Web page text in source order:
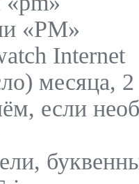
«PM»
Internet
месяца,
если